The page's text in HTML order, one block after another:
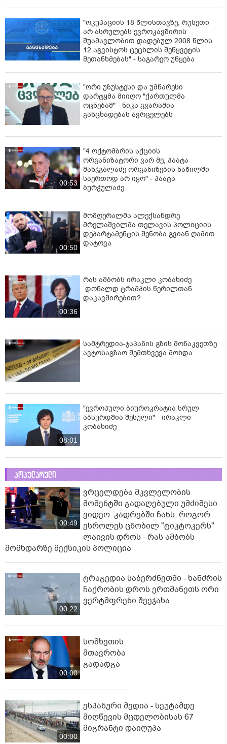
"ოკუპაციის 18 წლისთავზე, რუსეთი
არ ასრულებს ევროკავშირის
შუამავლობით დადებულ 2008 წლის
12 აგვისტოს ცეცხლის შეწყვეტის
შეთანხმებას" - საგარეო უწყება
"ორი უზუსტესი და უმწარესი
დარტყმა მიიღო "ქართულმა
ოცნებამ" - ნიკა გვარამია
განცხადებას ავრცელებს
00:53
"4 ოქტომბრის აქციის
ორგანიზატორი ვარ მე, პაატა
მანჯგალაძე ორგანიზების ნაწილში
საერთოდ არ იყო" - პაატა
ბურჭულაძე
00:50
მომღერალმა ალექსანდრე
მრელაშვილმა თელავის პოლიციის
დეპარტამენტის შენობა გვიან ღამით
დატოვა
00:36
რას ამბობს ირაკლი კობახიძე
დონალდ ტრამპის წერილთან
დაკავშირებით?
სამტრედია-ჯაპანის გზის მონაკვეთზე
ავტოსაგზაო შემთხვევა მოხდა
08:01
"ევროპული ბიუროკრატია სრულ
აბსურდშია შესული" - ირაკლი
კობახიძე
პოპულარული
00:49
ვრცელდება მკვლელობის
მომენტში გადაღებული უმძიმესი
ვიდეო: კადრებში ჩანს, როგორ
ესროლეს ცნობილ "ტიკტოკერს"
ლაივის დროს - რას ამბობს
მომხდარზე მექსიკის პოლიცია
00:22
ტრაგედია საბერძნეთში - ხანძრის
ჩაქრობის დროს ერთმანეთს ორი
ვერტმფრენი შეეჯახა
00:00
სომხეთის
მთავრობა
გადადგა
00:00
ესპანური მედია - სეუტამდე
მიღწევის მცდელობისას 67
მიგრანტი დაიღუპა